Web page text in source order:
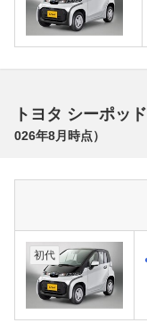
トヨタ シーポッ
026年8月 時点）
初代